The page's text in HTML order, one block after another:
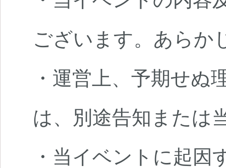
ございます。あらか
・運営上、予期せ
は、別途告知または
・当イベントに起